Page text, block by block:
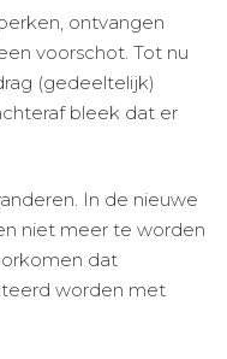
ontvangen
voorschot. Tot nu
(gedeeltelijk)
bleek dat er
In de nieuwe
niet meer te worden
dat
worden met